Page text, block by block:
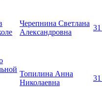
Черепнина Светлана
Александровна
Топилина Анна
Николаевна